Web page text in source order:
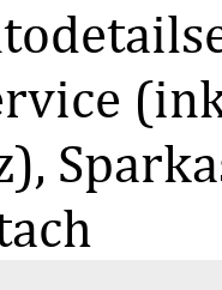
auf
100